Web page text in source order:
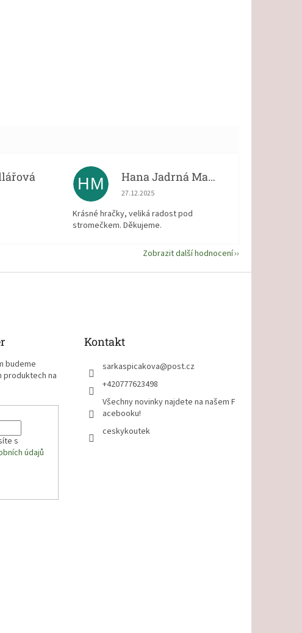
je 5 z 5 hvězdiček.HM Hana Jadrná Matějková
Hodnocení obchodu je 5 z 5 hvězdiček.
27.12.2025
Krásné hračky, veliká radost pod
stromečkem. Děkujeme.
Zobrazit další hodnocení
budeme
produktech na
s
údajů
Kontakt
sarkaspicakova@post.cz
+420777623498
Všechny novinky najdete na našem F
acebooku!
ceskykoutek